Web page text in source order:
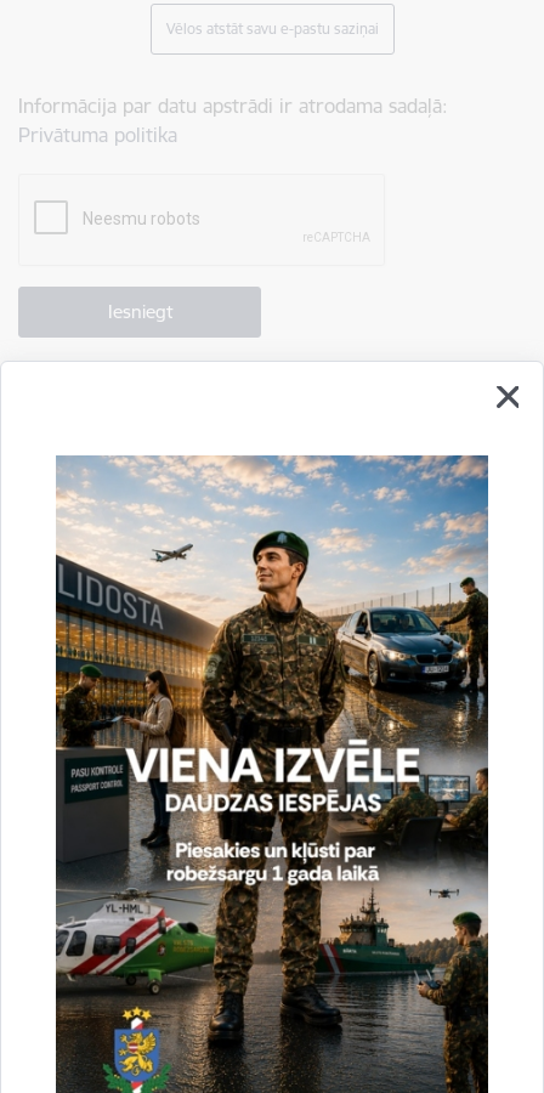
Vēlos atstāt savu e-pastu saziņai
Informācija par datu apstrādi ir atrodama sadaļā:
Privātuma politika
Vai šī informācija bija noderīga?
Sniegt atsauksmi
Esi pirmais, kas uzzina!